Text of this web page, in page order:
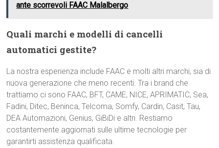
ante scorrevoli FAAC Malalbergo
Quali marchi e modelli di cancelli
automatici gestite?
La nostra esperienza include FAAC e molti altri marchi, sia di
nuova generazione che meno recenti. Tra i brand che
trattiamo ci sono FAAC, BFT, CAME, NICE, APRIMATIC, Sea,
Fadini, Ditec, Beninca, Telcoma, Somfy, Cardin, Casit, Tau,
DEA Automazioni, Genius, GiBiDi e altri. Restiamo
costantemente aggiornati sulle ultime tecnologie per
garantirti assistenza qualificata.